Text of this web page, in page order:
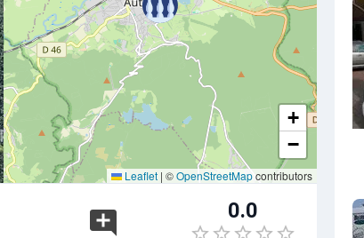
+
−
Leaflet | ©OpenStreetMapcontributors
0.0